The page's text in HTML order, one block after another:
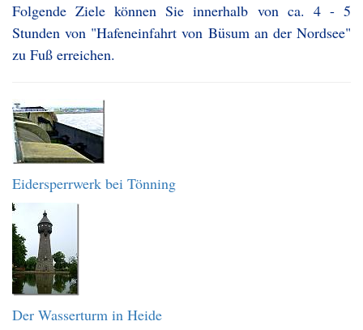
Folgende Ziele können Sie innerhalb von ca. 4 - 5
Stunden von "Hafeneinfahrt von Büsum an der Nordsee"
zu Fuß erreichen.
Eidersperrwerk bei Tönning
Der Wasserturm in Heide